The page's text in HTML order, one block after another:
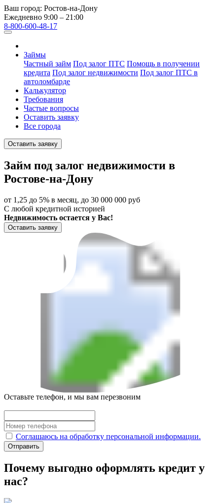
Ваш город: Ростов-на-Дону
Ежедневно 9:00 – 21:00
8-800-600-48-17
Займы
Частный займ Под залог ПТС Помощь в получении
кредита Под залог недвижимости Под залог ПТС в
автоломбарде
Калькулятор
Требования
Частые вопросы
Оставить заявку
Все города
Оставить заявку
Займ под залог недвижимости в
Ростове-на-Дону
от 1,25 до 5% в месяц, до 30 000 000 руб
С любой кредитной историей
Недвижимость остается у Вас!
Оставить заявку
Оставьте телефон, и мы вам перезвоним
Соглашаюсь на обработку персональной информации.
Отправить
Почему выгодно оформлять кредит у
нас?